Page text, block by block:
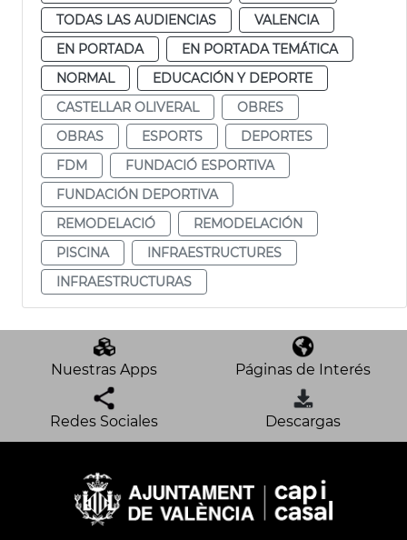
TODAS LAS AUDIENCIAS
VALENCIA
EN PORTADA
EN PORTADA TEMÁTICA
NORMAL
EDUCACIÓN Y DEPORTE
CASTELLAR OLIVERAL
OBRES
OBRAS
ESPORTS
DEPORTES
FDM
FUNDACIÓ ESPORTIVA
FUNDACIÓN DEPORTIVA
REMODELACIÓ
REMODELACIÓN
PISCINA
INFRAESTRUCTURES
INFRAESTRUCTURAS
Nuestras Apps Páginas de Interés
Redes Sociales Descargas